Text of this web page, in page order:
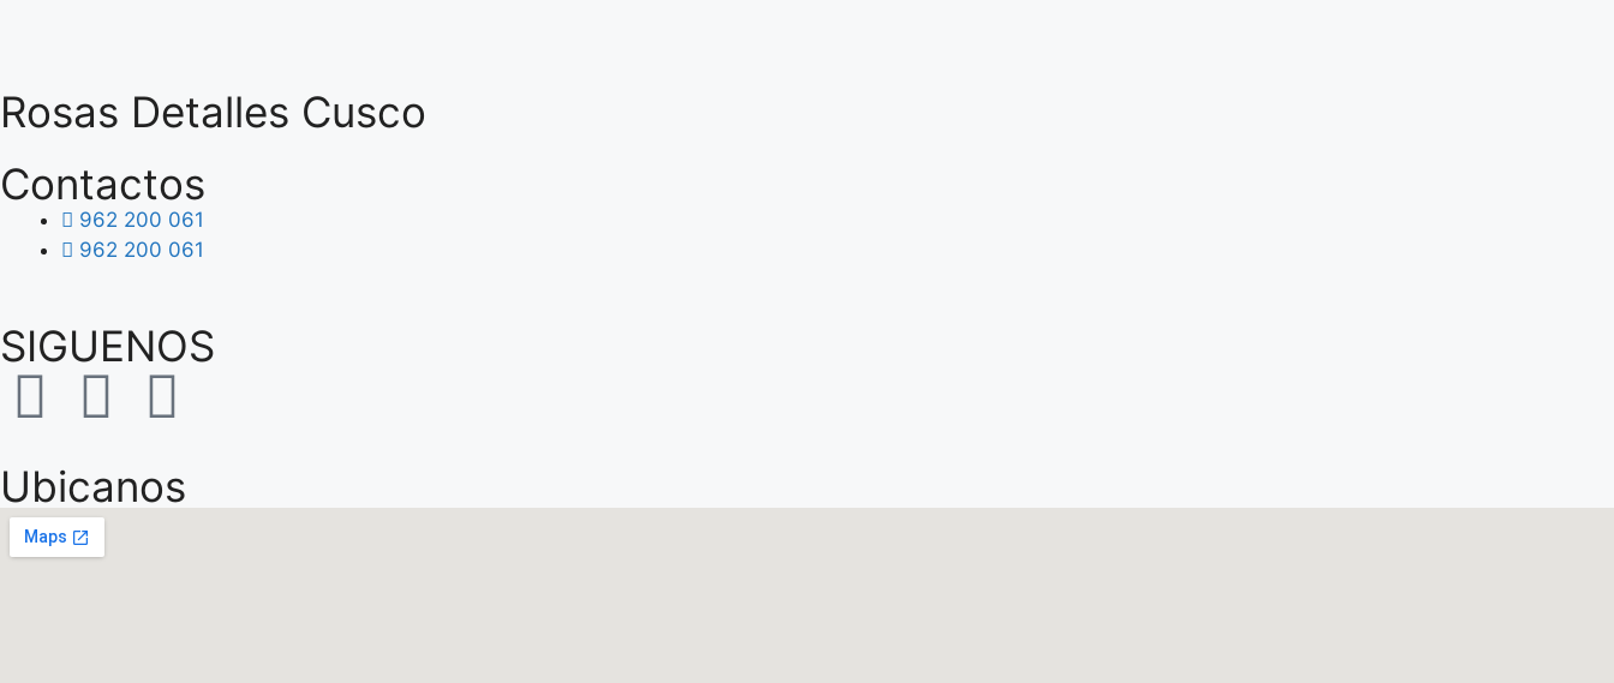
Rosas Detalles Cusco
Contactos
962 200 061
962 200 061
SIGUENOS
Ubicanos